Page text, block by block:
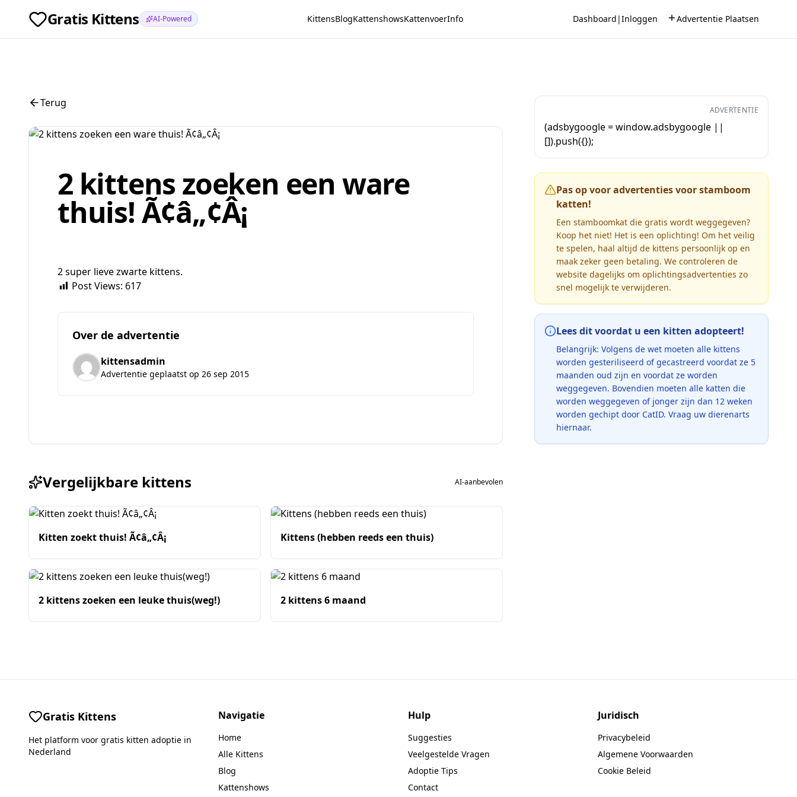
Gratis Kittens AI-Powered KittensBlogKattenshowsKattenvoerInfo Dashboard |Inloggen Advertentie Plaatsen
Terug
2 kittens zoeken een ware
thuis! Ã¢â„¢Â¡
2 super lieve zwarte kittens.
Post Views: 617
Over de advertentie
kittensadmin
Advertentie geplaatst op 26 sep 2015
Vergelijkbare kittens AI-aanbevolen
Kitten zoekt thuis! Ã¢â„¢Â¡ Kittens (hebben reeds een thuis)
2 kittens zoeken een leuke thuis(weg!) 2 kittens 6 maand
ADVERTENTIE
(adsbygoogle = window.adsbygoogle ||
[]).push({});
Pas op voor advertenties voor stamboom
katten!
Een stamboomkat die gratis wordt weggegeven?
Koop het niet! Het is een oplichting! Om het veilig
te spelen, haal altijd de kittens persoonlijk op en
maak zeker geen betaling. We controleren de
website dagelijks om oplichtingsadvertenties zo
snel mogelijk te verwijderen.
Lees dit voordat u een kitten adopteert!
Belangrijk: Volgens de wet moeten alle kittens
worden gesteriliseerd of gecastreerd voordat ze 5
maanden oud zijn en voordat ze worden
weggegeven. Bovendien moeten alle katten die
worden weggegeven of jonger zijn dan 12 weken
worden gechipt door CatID. Vraag uw dierenarts
hiernaar.
Gratis Kittens
Het platform voor gratis kitten adoptie in
Nederland
Navigatie
Home
Alle Kittens
Blog
Kattenshows
Hulp
Suggesties
Veelgestelde Vragen
Adoptie Tips
Contact
Juridisch
Privacybeleid
Algemene Voorwaarden
Cookie Beleid